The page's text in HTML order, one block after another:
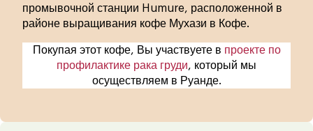
промывочной станции Humure, расположенной в
районе выращивания кофе Мухази в Кофе.
Покупая этот кофе, Вы участвуете в проекте по
профилактике рака груди, который мы
осуществляем в Руанде.